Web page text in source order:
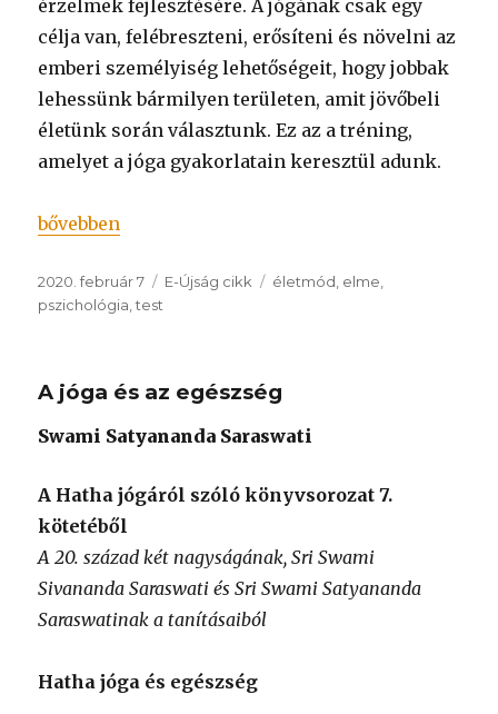
érzelmek fejlesztésére. A jógának csak egy
célja van, felébreszteni, erősíteni és növelni az
emberi személyiség lehetőségeit, hogy jobbak
lehessünk bármilyen területen, amit jövőbeli
életünk során választunk. Ez az a tréning,
amelyet a jóga gyakorlatain keresztül adunk.
„A jóga és az emberi potenciál”
bővebben
Közzétéve
2020. február 7 Kategória
E-Újság cikk Címke
életmód elme
pszichológia ,test
A jóga és az egészség
Swami Satyananda Saraswati
A Hatha jógáról szóló könyvsorozat 7.
kötetéből
A 20. század két nagyságának, Sri Swami
Sivananda Saraswati és Sri Swami Satyananda
Saraswatinak a tanításaiból
Hatha jóga és egészség